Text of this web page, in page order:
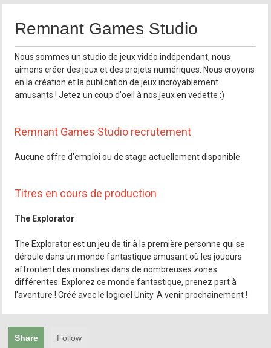
Remnant Games Studio
Nous sommes un studio de jeux vidéo indépendant, nous
aimons créer des jeux et des projets numériques. Nous croyons
en la création et la publication de jeux incroyablement
amusants ! Jetez un coup d'oeil à nos jeux en vedette :)
Remnant Games Studio recrutement
Aucune offre d'emploi ou de stage actuellement disponible
Titres en cours de production
The Explorator
The Explorator est un jeu de tir à la première personne qui se
déroule dans un monde fantastique amusant où les joueurs
affrontent des monstres dans de nombreuses zones
différentes. Explorez ce monde fantastique, prenez part à
l'aventure ! Créé avec le logiciel Unity. A venir prochainement !
Share Follow